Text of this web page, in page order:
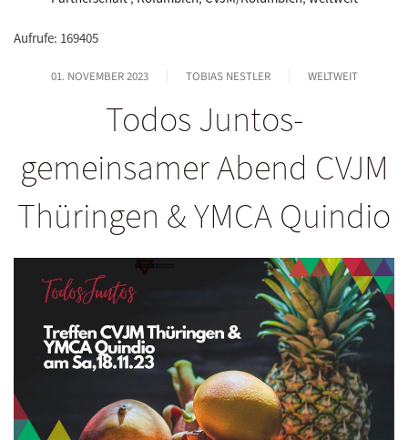
Aufrufe: 169405
01. NOVEMBER 2023 TOBIAS NESTLER WELTWEIT
Todos Juntos-
gemeinsamer Abend CVJM
Thüringen & YMCA Quindio